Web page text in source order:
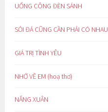
UỔNG CÔNG ĐÈN SÁNH
SỎI ĐÁ CŨNG CẦN PHẢI CÓ NHAU
GIÁ TRỊ TÌNH YÊU
NHỚ VỀ EM (hoạ thơ)
NẮNG XUÂN